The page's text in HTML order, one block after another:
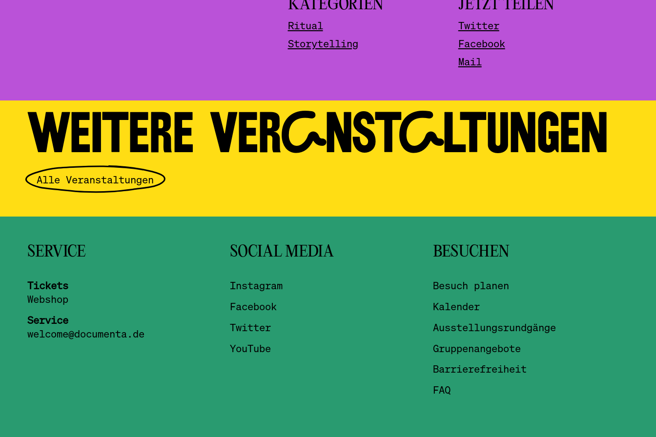
KATEGORIEN
Ritual
Storytelling
JETZT TEILEN
Twitter
Facebook
Mail
WEITERE VERAN­STALTUNGEN
Alle Veranstaltungen
SERVICE
Tickets
Webshop
Service
welcome@documenta.de
SOCIAL MEDIA
Instagram
Facebook
Twitter
YouTube
BESUCHEN
Besuch planen
Kalender
Ausstellungsrundgänge
Gruppenangebote
Barrierefreiheit
FAQ